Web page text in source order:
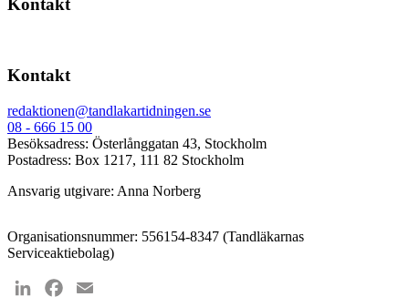
Kontakt
Kontakt
redaktionen@tandlakartidningen.se
08 - 666 15 00
Besöksadress: Österlånggatan 43, Stockholm
Postadress: Box 1217, 111 82 Stockholm
Ansvarig utgivare: Anna Norberg
Organisationsnummer: 556154-8347 (Tandläkarnas
Serviceaktiebolag)
LinkedInFacebook